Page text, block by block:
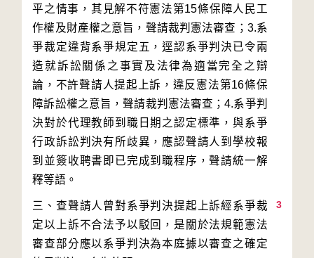
平之情事，其見解不符憲法第15條保障人民工
作權及財產權之意旨，聲請裁判憲法審查；3.系
爭裁定違背系爭規定五，逕認系爭判決已令兩
造就訴訟關係之事實及法律為適當完全之辯
論，不許聲請人提起上訴，違反憲法第16條保
障訴訟權之意旨，聲請裁判憲法審查；4.系爭判
決對於代理教師到職日期之認定標準，與系爭
行政訴訟判決有所歧異，應認聲請人到學校報
到並簽收聘書即已完成到職程序，聲請統一解
3
三、查聲請人曾對系爭判決提起上訴經系爭裁
定以上訴不合法予以駁回，是關於法規範憲法
審查部分應以系爭判決為本庭據以審查之確定